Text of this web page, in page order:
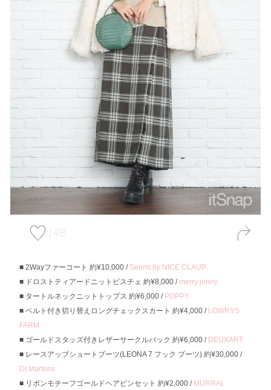
148
2Wayファーコート 約¥10,000 / Seemi.by NICE CLAUP
ドロストティアードニットビスチェ 約¥8,000 / merry jenny
タートルネックニットトップス 約¥6,000 / POPPY
ベルト付き切り替えロングチェックスカート 約¥4,000 / LOWRYS
FARM
ゴールドスタッズ付きレザーサークルバック 約¥6,000 / DEUXART
レースアップショートブーツ(LEONA 7 フック ブーツ) 約¥30,000 /
Dr.Martens
リボンモチーフゴールドヘアピンセット 約¥2,000 / MURRAL